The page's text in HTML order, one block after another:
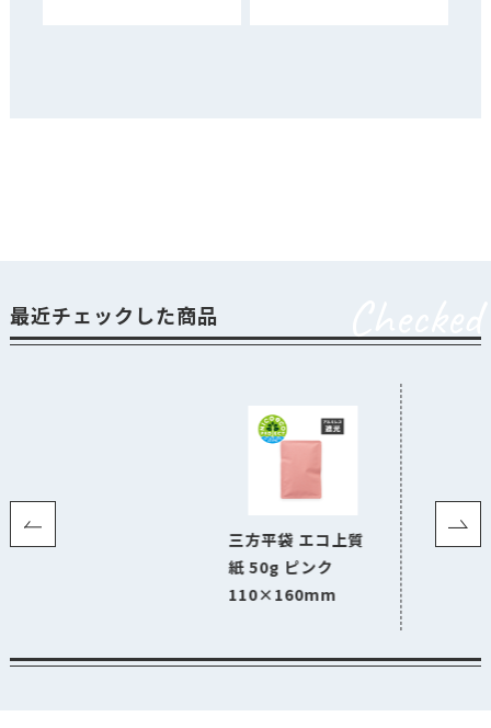
最近チェックした商品
三方平袋 エコ上質
紙 50g ピンク
110×160mm